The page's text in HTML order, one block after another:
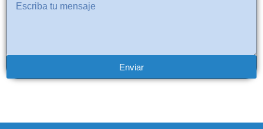
Enviar